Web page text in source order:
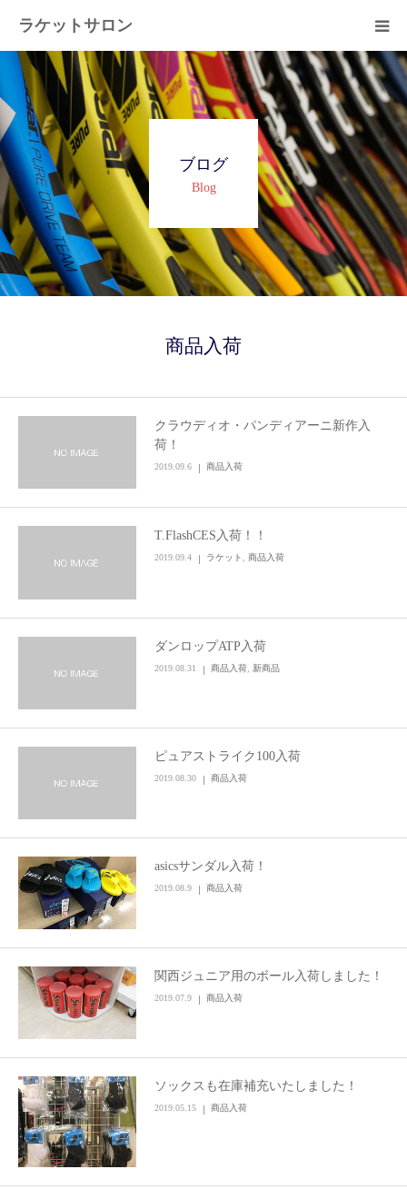
ラケットサロン
ブログ
Blog
商品入荷
クラウディオ・パンディアーニ新作入
荷！
2019.09.6 商品入荷
T.FlashCES入荷！！
2019.09.4 ラケット, 商品入荷
ダンロップATP入荷
2019.08.31 商品入荷 新商品
ピュアストライク100入荷
2019.08.30 商品入荷
asicsサンダル入荷！
2019.08.9 商品入荷
関西ジュニア用のボール入荷しました！
2019.07.9 商品入荷
ソックスも在庫補充いたしました！
2019.05.15 商品入荷
ホーム
ショッピング
サービス
プライベートレッスン
ブログ